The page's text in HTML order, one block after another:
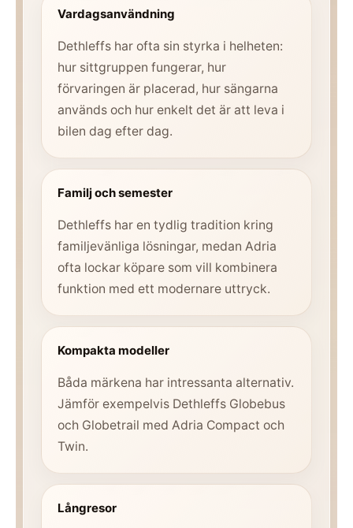
Vardagsanvändning
Dethleffs har ofta sin styrka i helheten:
hur sittgruppen fungerar, hur
förvaringen är placerad, hur sängarna
används och hur enkelt det är att leva i
bilen dag efter dag.
Familj och semester
Dethleffs har en tydlig tradition kring
familjevänliga lösningar, medan Adria
ofta lockar köpare som vill kombinera
funktion med ett modernare uttryck.
Kompakta modeller
Båda märkena har intressanta alternativ.
Jämför exempelvis Dethleffs Globebus
och Globetrail med Adria Compact och
Twin.
Långresor